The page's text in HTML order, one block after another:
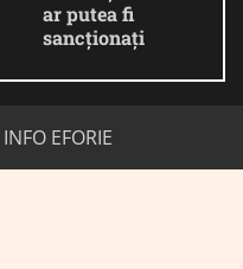
ar putea fi
sancționați
INFO EFORIE